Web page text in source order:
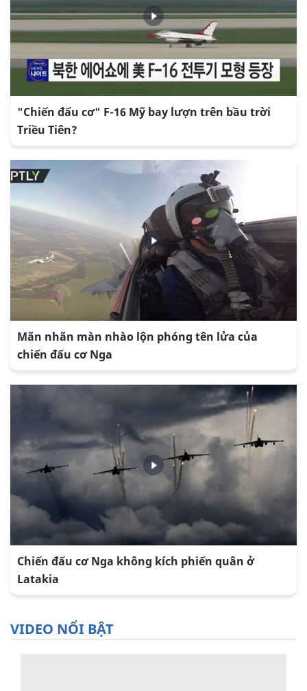
"Chiến đấu cơ" F-16 Mỹ bay lượn trên bầu trời
Triều Tiên?
Mãn nhãn màn nhào lộn phóng tên lửa của
chiến đấu cơ Nga
Chiến đấu cơ Nga không kích phiến quân ở
Latakia
VIDEO NỔI BẬT